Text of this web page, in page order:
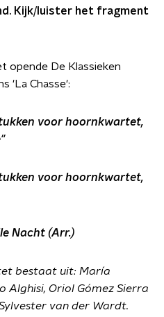
Kijk/luister het fragment
opende De Klassieken
'La Chasse':
voor hoornkwartet,
voor hoornkwartet,
Nacht (Arr.)
bestaat uit: María
Alghisi, Oriol Gómez Sierra
van der Wardt.